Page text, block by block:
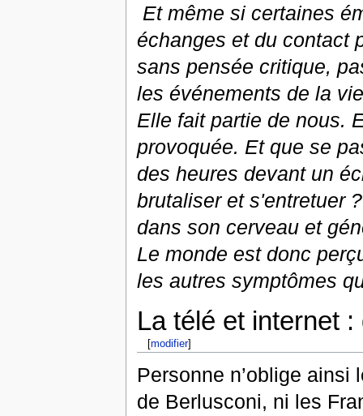
Et même si certaines
échanges et du contact
sans pensée critique,
les événements de la
Elle fait partie de nous.
provoquée. Et que se
des heures devant un
brutaliser et s'entretuer
dans son cerveau et
Le monde est donc
les autres symptômes
La télé et internet
[modifier]
Personne n’oblige
de Berlusconi, ni les